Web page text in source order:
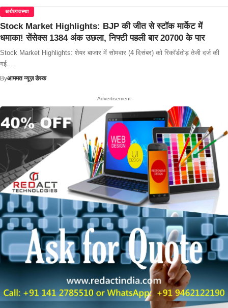
अर्थव्यवस्था
Stock Market Highlights: BJP की जीत से स्टॉक मार्केट में
धमाका! सेंसेक्स 1384 अंक उछला, निफ्टी पहली बार 20700 के पार
Stock Market Highlights: शेयर बाजार में सोमवार (4 दिसंबर) को रिकॉर्डतोड़ तेजी दर्ज की
गई.…
Byआममत न्यूज़ डेस्क
- Advertisement -